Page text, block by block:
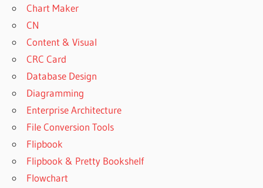
Chart Maker
CN
Content & Visual
CRC Card
Database Design
Diagramming
Enterprise Architecture
File Conversion Tools
Flipbook
Flipbook & Pretty Bookshelf
Flowchart